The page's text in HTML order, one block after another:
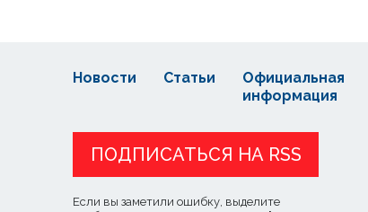
ПОДПИСАТЬСЯ НА RSS
Если вы заметили ошибку, выделите
Новости Статьи
Официальная
информация